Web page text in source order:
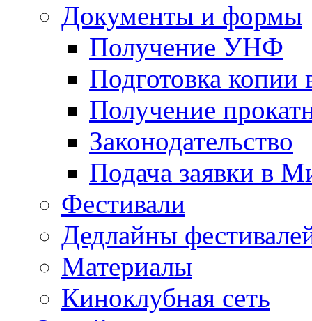
Документы и формы
Получение УНФ
Подготовка копии
Получение
Законодательство
Подача заявки в
Фестивали
Дедлайны
Материалы
Киноклубная сеть